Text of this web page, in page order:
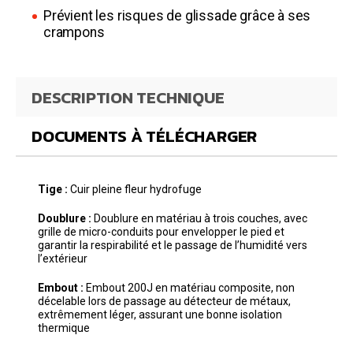
Prévient les risques de glissade grâce à ses
crampons
DESCRIPTION TECHNIQUE
DOCUMENTS À TÉLÉCHARGER
Tige : Cuir pleine fleur hydrofuge
Doublure : Doublure en matériau à trois couches, avec
grille de micro-conduits pour envelopper le pied et
garantir la respirabilité et le passage de l’humidité vers
l’extérieur
Embout : Embout 200J en matériau composite, non
décelable lors de passage au détecteur de métaux,
extrêmement léger, assurant une bonne isolation
thermique